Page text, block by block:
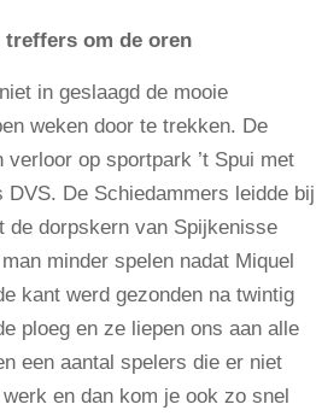
om de oren
in geslaagd de mooie
weken door te trekken. De
verloor op sportpark ’t Spui met
De Schiedammers leidde bij
de dorpskern van Spijkenisse
minder spelen nadat Miquel
kant werd gezonden na twintig
ploeg en ze liepen ons aan alle
een aantal spelers die er niet
en dan kom je ook zo snel